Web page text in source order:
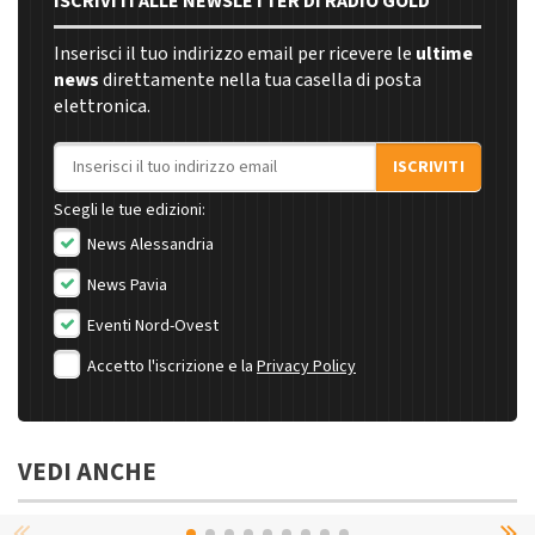
Inserisci il tuo indirizzo email per ricevere le ultime
newsdirettamente nella tua casella di posta
elettronica.
Indirizzo email
ISCRIVITI
Scegli le tue edizioni:
News Alessandria
News Pavia
Eventi Nord-Ovest
Accetto l'iscrizione e la Privacy Policy
VEDI ANCHE